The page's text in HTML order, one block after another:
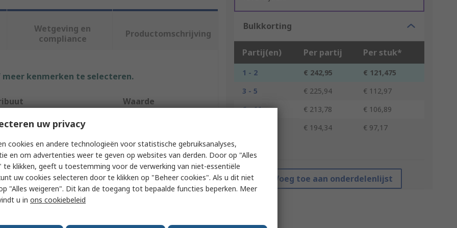
Bulkkorting
Partij(en) Per partij Per stuk*
1 - 2 € 242,95
€ 121,475
3 - 5
€ 225,94
€ 112,97
6 - 11
€ 213,78
€ 106,89
€ 194,34 € 97,17
*prijsindicatie
Voeg toe aan onderdelenlijst
Wetgeving en
compliance
Productomschrijving
kenmerken te selecteren.
Waarde
Type Metal Tube
2m
Approvals No
Diameter
uw privacy
cookies en andere technologieën voor statistische gebruiksanalyses,
en om advertenties weer te geven op websites van derden. Door op "Alles
te klikken, geeft u toestemming voor de verwerking van niet-essentiële
uw cookies selecteren door te klikken op "Beheer cookies". Als u dit niet
"Alles weigeren". Dit kan de toegang tot bepaalde functies beperken. Meer
u in ons cookiebeleid